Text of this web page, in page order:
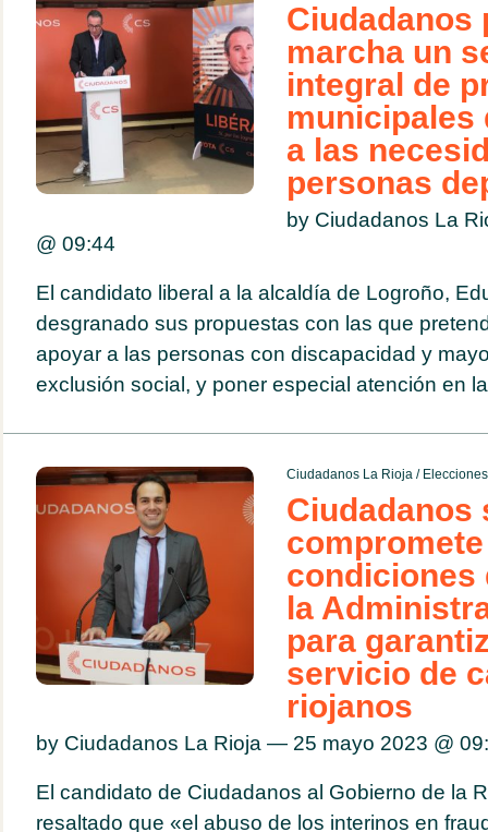
Ciudadanos
marcha un
integral de
municipales
a las
personas
by Ciudadanos La
@ 09:44
El candidato liberal a la alcaldía de Logroño,
desgranado sus propuestas con las que
apoyar a las personas con discapacidad y
exclusión social, y poner especial atención en
Ciudadanos La Rioja/
Ciudadanos
condiciones
la
para
servicio de
riojanos
by Ciudadanos La Rioja — 25 mayo 2023 @
El candidato de Ciudadanos al Gobierno de la
resaltado que «el abuso de los interinos en